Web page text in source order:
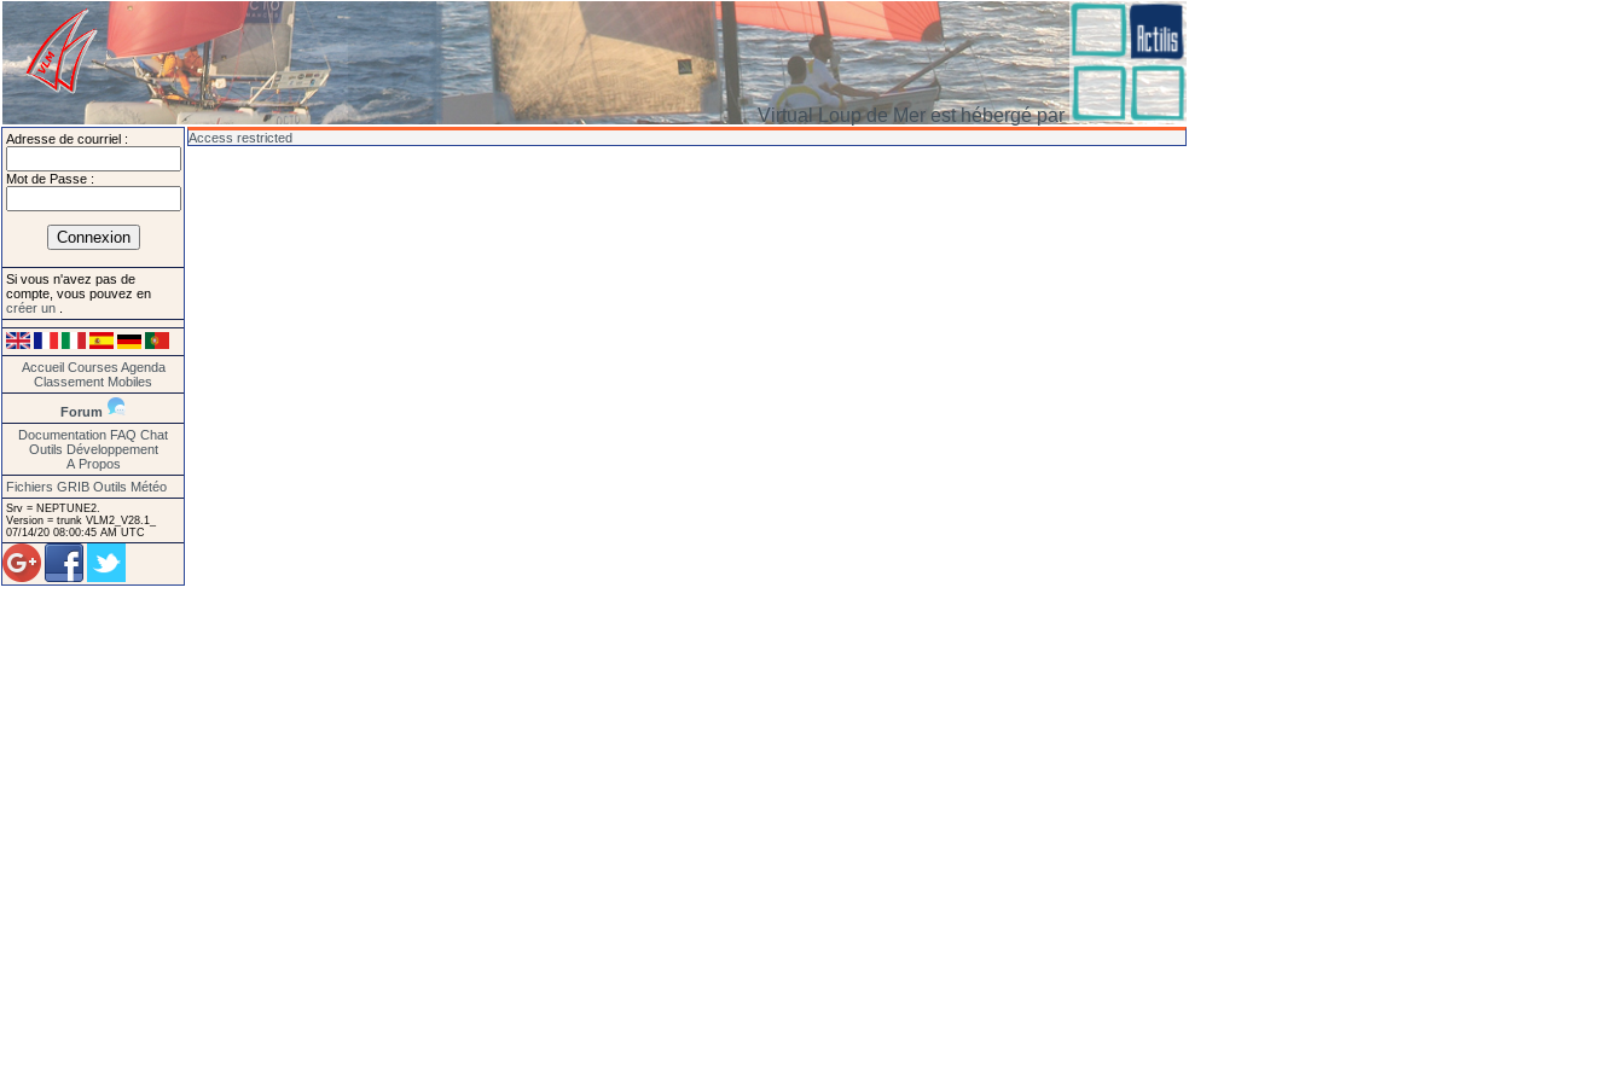
Virtual Loup de Mer est hébergé par
Adresse de courriel :
Mot de Passe :
Si vous n'avez pas de
compte, vous pouvez en
créer un
Accueil Courses Agenda
Classement Mobiles
Forum
Documentation FAQ Chat
Outils Développement
A Propos
Fichiers GRIB Outils Météo
Srv = NEPTUNE2.
Version = trunk VLM2_V28.1_
07/14/20 08:00:45 AM UTC
Access restricted